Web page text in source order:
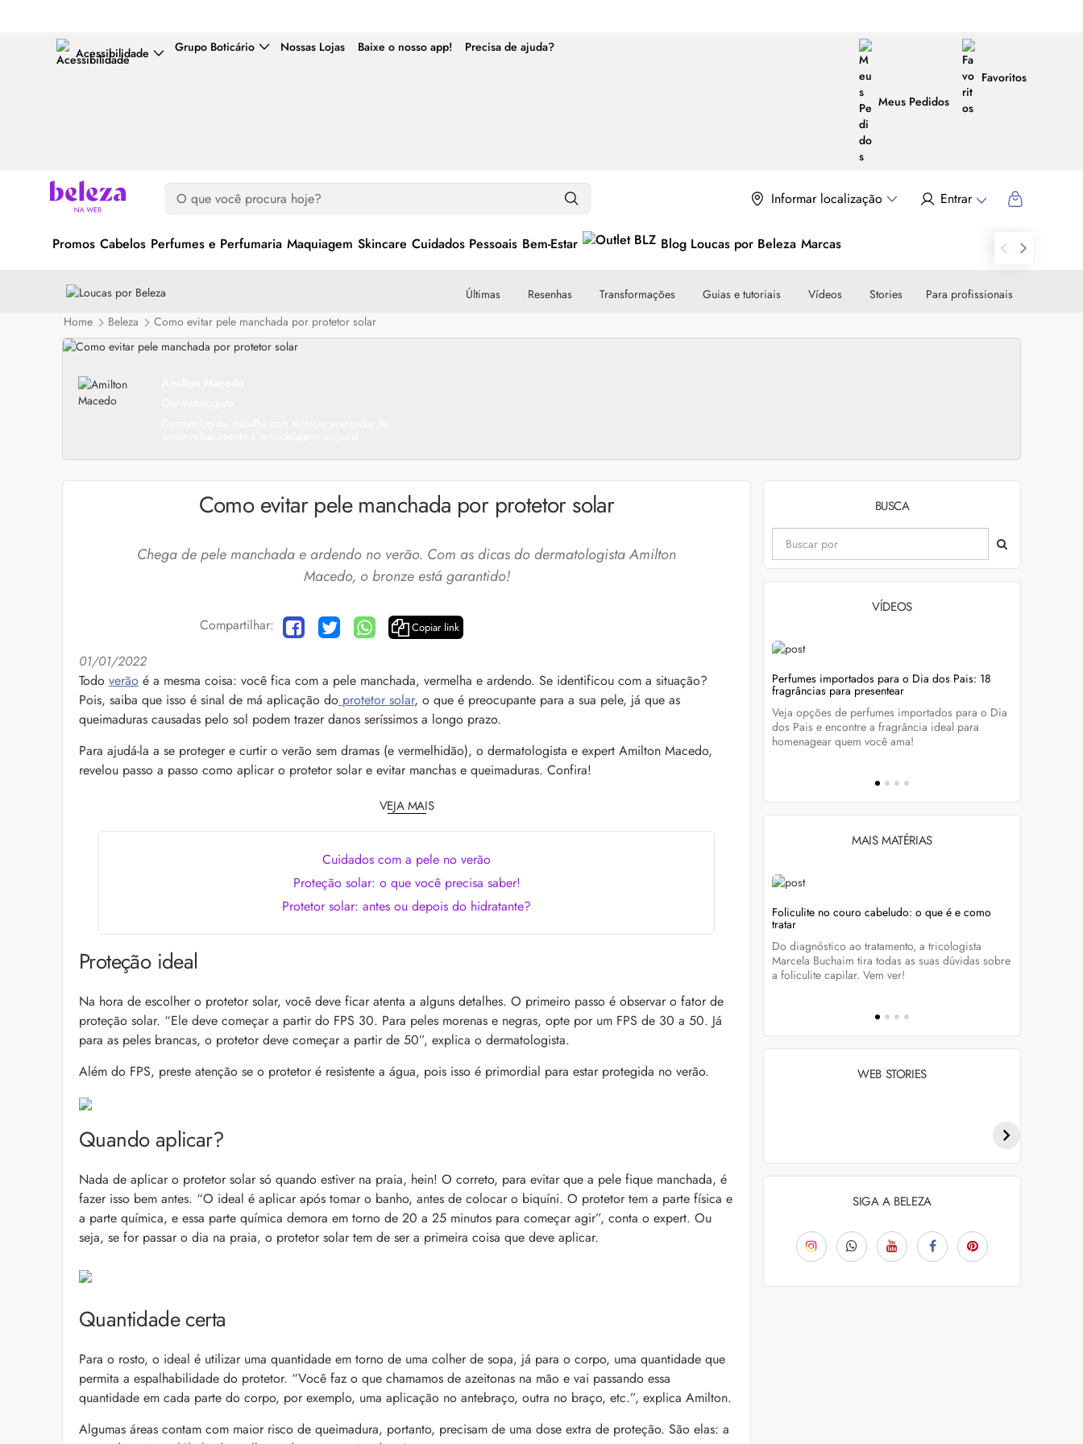
Acessibilidade Grupo Boticário Nossas Lojas Baixe o nosso app! Precisa de ajuda?
Meus Pedidos
Favoritos
Informar localização Entrar
Promos Cabelos Perfumes e Perfumaria Maquiagem Skincare Cuidados Pessoais Bem-Estar Blog Loucas por Beleza Marcas
Últimas Resenhas Transformações Guias e tutoriais Vídeos Stories
Para profissionais
Home
Beleza Como evitar pele manchada por protetor solar
Como evitar pele manchada por protetor solar
Chega de pele manchada e ardendo no verão. Com as dicas do dermatologista Amilton
Macedo, o bronze está garantido!
Compartilhar: Copiar link
01/01/2022
Todo verão é a mesma coisa: você fica com a pele manchada, vermelha e ardendo. Se identificou com a situação?
Pois, saiba que isso é sinal de má aplicação do protetor solar, o que é preocupante para a sua pele, já que as
queimaduras causadas pelo sol podem trazer danos seríssimos a longo prazo.
Para ajudá-la a se proteger e curtir o verão sem dramas (e vermelhidão), o dermatologista e expert Amilton Macedo,
revelou passo a passo como aplicar o protetor solar e evitar manchas e queimaduras. Confira!
VEJA MAIS
Cuidados com a pele no verão
Proteção solar: o que você precisa saber!
Protetor solar: antes ou depois do hidratante?
Proteção ideal
Na hora de escolher o protetor solar, você deve ficar atenta a alguns detalhes. O primeiro passo é observar o fator de
proteção solar. “Ele deve começar a partir do FPS 30. Para peles morenas e negras, opte por um FPS de 30 a 50. Já
para as peles brancas, o protetor deve começar a partir de 50”, explica o dermatologista.
Além do FPS, preste atenção se o protetor é resistente a água, pois isso é primordial para estar protegida no verão.
Quando aplicar?
Nada de aplicar o protetor solar só quando estiver na praia, hein! O correto, para evitar que a pele fique manchada, é
fazer isso bem antes. “O ideal é aplicar após tomar o banho, antes de colocar o biquíni. O protetor tem a parte física e
a parte química, e essa parte química demora em torno de 20 a 25 minutos para começar agir”, conta o expert. Ou
seja, se for passar o dia na praia, o protetor solar tem de ser a primeira coisa que deve aplicar.
Quantidade certa
Para o rosto, o ideal é utilizar uma quantidade em torno de uma colher de sopa, já para o corpo, uma quantidade que
permita a espalhabilidade do protetor. “Você faz o que chamamos de azeitonas na mão e vai passando essa
quantidade em cada parte do corpo, por exemplo, uma aplicação no antebraço, outra no braço, etc.”, explica Amilton.
Algumas áreas contam com maior risco de queimadura, portanto, precisam de uma dose extra de proteção. São elas: a
BUSCA
VÍDEOS
Cuidados com a barba: 4 dicas e produtos
O expert Willy Morales revela 5 cuidados com a
barba para você incluir no dia a dia. Veja quais
as recomendações do barbeiro
Queda de cabelo masculina: causas, como evitar
e mais
A queda de cabelo masculina é um quadro
minimizá-lo. Descubra como, aqui!
Perfumes importados para o Dia dos Pais: 18
fragrâncias para presentear
Veja opções de perfumes importados para o Dia
dos Pais e encontre a fragrância ideal para
homenagear quem você ama!
MAIS MATÉRIAS
Bond Repair: o que é a tecnologia e como ela
Lançamentos da semana
As últimas novidades e lançamentos de beleza
Foliculite no couro cabeludo: o que é e como
tratar
Do diagnóstico ao tratamento, a tricologista
Marcela Buchaim tira todas as suas dúvidas sobre
a foliculite capilar. Vem ver!
WEB STORIES
para 2026
SIGA A BELEZA